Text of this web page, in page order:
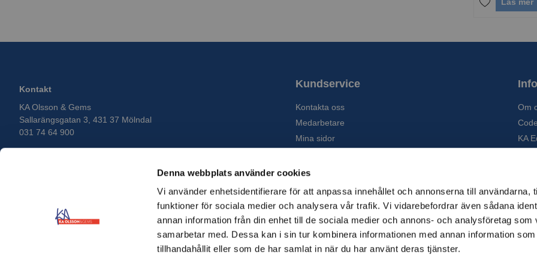
Denna webbplats använder cookies
Vi använder enhetsidentifierare för att anpassa innehållet och annonserna till användarna,
funktioner för sociala medier och analysera vår trafik. Vi vidarebefordrar även sådana
annan information från din enhet till de sociala medier och annons- och analysföretag som
samarbetar med. Dessa kan i sin tur kombinera informationen med annan information
tillhandahållit eller som de har samlat in när du har använt deras tjänster.
Kontakt
KA Olsson & Gems
Sallarängsgatan 3, 431 37 Mölndal
031 74 64 900
Kundservice
Kontakta oss
Medarbetare
Mina sidor
Allmänna villkor
Om
KA